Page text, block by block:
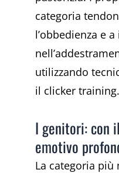
categoria
l’obbedienza e
utilizzando
il clicker training.
I genitori: con
emotivo
La categoria più